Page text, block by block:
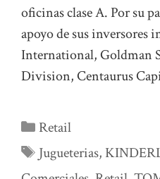
oficinas clase A. Por su
apoyo de sus inversores
International, Goldman
Division, Centaurus
Categorías
Retail
Etiquetas
Jugueterias,